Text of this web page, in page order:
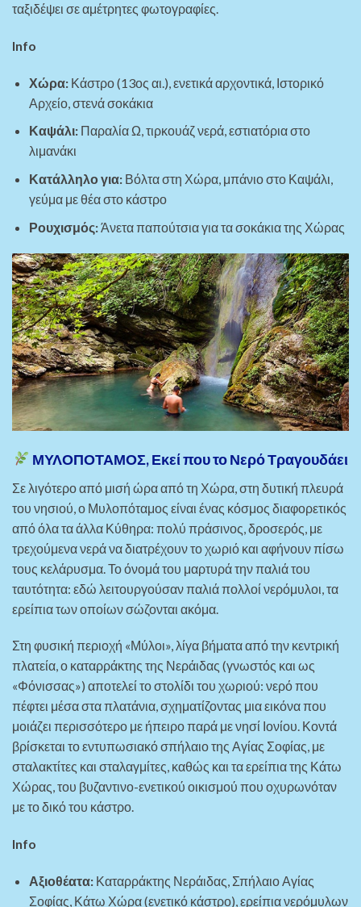
ταξιδέψει σε αμέτρητες φωτογραφίες.
Info
Χώρα:Κάστρο (13ος αι.), ενετικά αρχοντικά, Ιστορικό
Αρχείο, στενά σοκάκια
Καψάλι:Παραλία Ω, τιρκουάζ νερά, εστιατόρια στο
λιμανάκι
Κατάλληλο για:Βόλτα στη Χώρα, μπάνιο στο Καψάλι,
γεύμα με θέα στο κάστρο
Ρουχισμός:Άνετα παπούτσια για τα σοκάκια της Χώρας
ΜΥΛΟΠΟΤΑΜΟΣ, Εκεί που το Νερό Τραγουδάει
Σε λιγότερο από μισή ώρα από τη Χώρα, στη δυτική πλευρά
του νησιού, ο Μυλοπόταμος είναι ένας κόσμος διαφορετικός
από όλα τα άλλα Κύθηρα: πολύ πράσινος, δροσερός, με
τρεχούμενα νερά να διατρέχουν το χωριό και αφήνουν πίσω
τους κελάρυσμα. Το όνομά του μαρτυρά την παλιά του
ταυτότητα: εδώ λειτουργούσαν παλιά πολλοί νερόμυλοι, τα
ερείπια των οποίων σώζονται ακόμα.
Στη φυσική περιοχή «Μύλοι», λίγα βήματα από την κεντρική
πλατεία, ο καταρράκτης της Νεράιδας (γνωστός και ως
«Φόνισσας») αποτελεί το στολίδι του χωριού: νερό που
πέφτει μέσα στα πλατάνια, σχηματίζοντας μια εικόνα που
μοιάζει περισσότερο με ήπειρο παρά με νησί Ιονίου. Κοντά
βρίσκεται το εντυπωσιακό σπήλαιο της Αγίας Σοφίας, με
σταλακτίτες και σταλαγμίτες, καθώς και τα ερείπια της Κάτω
Χώρας, του βυζαντινο-ενετικού οικισμού που οχυρωνόταν
με το δικό του κάστρο.
Info
Αξιοθέατα:Καταρράκτης Νεράιδας, Σπήλαιο Αγίας
Σοφίας, Κάτω Χώρα (ενετικό κάστρο), ερείπια νερόμυλων